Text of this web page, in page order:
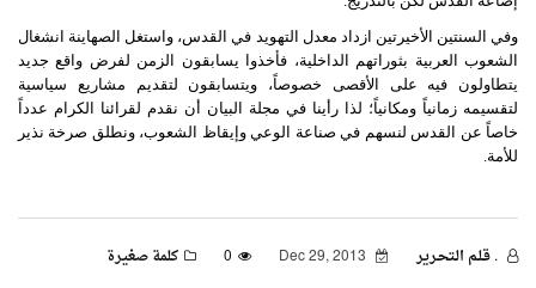
وفي السنتين الأخيرتين ازداد معدل التهويد في القدس، واستغل الصهاينة انشغال
الشعوب العربية بثوراتهم الداخلية، فأخذوا يسابقون الزمن لفرض واقع جديد
يتطاولون فيه على الأقصى خصوصاً، ويتسابقون لتقديم مشاريع سياسية
لتقسيمه زمانياً ومكانياً؛ لذا رأينا في مجلة البيان أن نقدم لقرائنا الكرام عدداً
خاصاً عن القدس لنسهم في صناعة الوعي وإيقاظ الشعوب، ونطلق صرخة نذير
للأمة.
. قـلـم الـتحـرير 0 كلمة صغيرة